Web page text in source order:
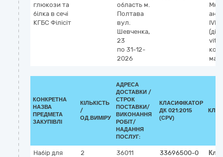
глюкози та
білка в сечі
КГБС Філісіт
область м.
Полтава
вул.
Шевченка,
23
по 31-12-
2026
IVD
КОНКРЕТНА
НАЗВА
ПРЕДМЕТА
ЗАКУПІВЛІ
КІЛЬКІСТЬ
/
ОД.ВИМІРУ
АДРЕСА
ДОСТАВКИ /
СТРОК
ПОСТАВКИ/
ВИКОНАННЯ
РОБІТ/
НАДАННЯ
ПОСЛУГ:
КЛАСИФІКАТОР
ДК 021:2015
(CPV)
Набір для
2
36011
33696500-0